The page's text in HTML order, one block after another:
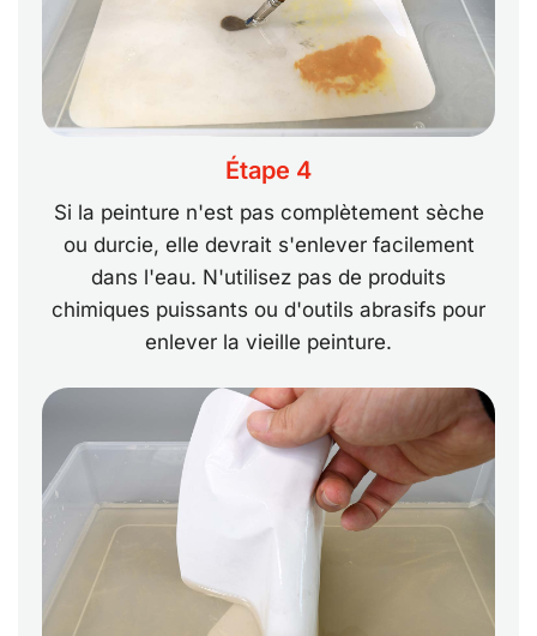
Étape 4
Si la peinture n'est pas complètement sèche
ou durcie, elle devrait s'enlever facilement
dans l'eau. N'utilisez pas de produits
chimiques puissants ou d'outils abrasifs pour
enlever la vieille peinture.